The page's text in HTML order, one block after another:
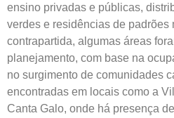
ensino privadas e públicas,
verdes e residências de padrões
contrapartida, algumas áreas
planejamento, com base na
no surgimento de comunidades
encontradas em locais como a
Canta Galo, onde há presença